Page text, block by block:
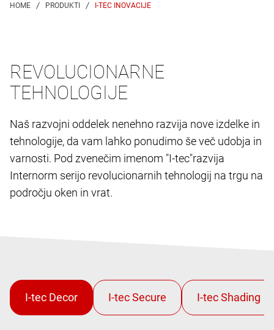
I-TEC INOVACIJE
REVOLUCIONARNE
TEHNOLOGIJE
Naš razvojni oddelek nenehno razvija nove izdelke in
tehnologije, da vam lahko ponudimo še več udobja in
varnosti. Pod zvenečim imenom "I-tec"razvija
Internorm serijo revolucionarnih tehnologij na trgu na
področju oken in vrat.